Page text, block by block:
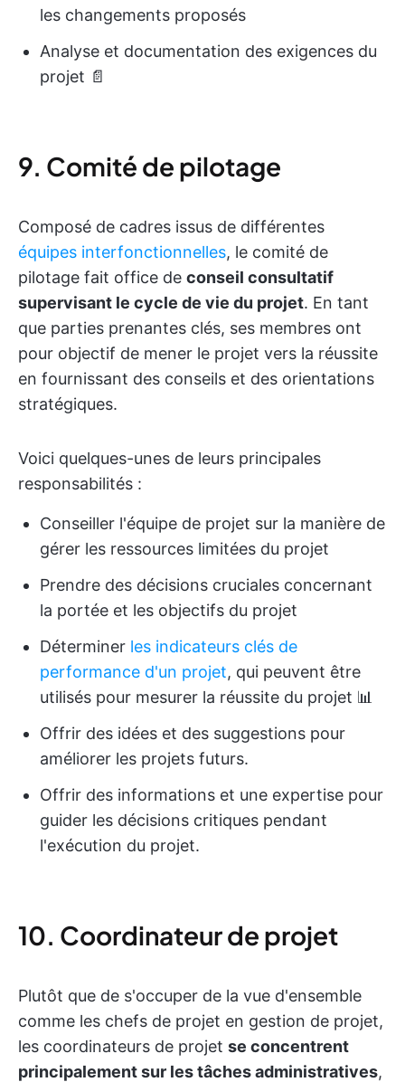
les changements proposés
Analyse et documentation des exigences du
projet 📄
9. Comité de pilotage
Composé de cadres issus de différentes
équipes interfonctionnelles, le comité de
pilotage fait office de conseil consultatif
supervisant le cycle de vie du projet. En tant
que parties prenantes clés, ses membres ont
pour objectif de mener le projet vers la réussite
en fournissant des conseils et des orientations
stratégiques.
Voici quelques-unes de leurs principales
responsabilités :
Conseiller l'équipe de projet sur la manière de
gérer les ressources limitées du projet
Prendre des décisions cruciales concernant
la portée et les objectifs du projet
Déterminer les indicateurs clés de
performance d'un projet, qui peuvent être
utilisés pour mesurer la réussite du projet 📊
Offrir des idées et des suggestions pour
améliorer les projets futurs.
Offrir des informations et une expertise pour
guider les décisions critiques pendant
l'exécution du projet.
10. Coordinateur de projet
Plutôt que de s'occuper de la vue d'ensemble
comme les chefs de projet en gestion de projet,
les coordinateurs de projet se concentrent
principalement sur les tâches administratives,